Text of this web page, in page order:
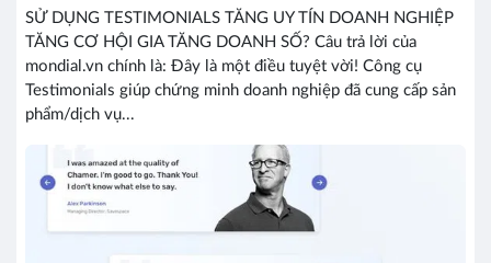
SỬ DỤNG TESTIMONIALS TĂNG UY TÍN DOANH NGHIỆP
TĂNG CƠ HỘI GIA TĂNG DOANH SỐ? Câu trả lời của
mondial.vn chính là: Đây là một điều tuyệt vời! Công cụ
Testimonials giúp chứng minh doanh nghiệp đã cung cấp sản
phẩm/dịch vụ...